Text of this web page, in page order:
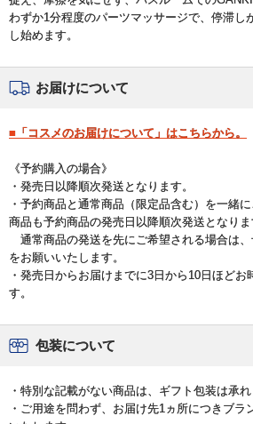
わずか1分程度のパーツマッサージで、停滞し
し始めます。
お届けについて
■「コスメのお届けについて」はこちらから。
《予約購入の場合》
・発売日以降順次発送となります。
・予約商品と通常商品（限定品含む）を一緒
商品も予約商品の発売日以降順次発送となりま
通常商品の発送を先にご希望される場合は
をお願いいたします。
・発売日からお届けまでに3日から10日ほどお
す。
包装について
・特別な記載がない商品は、ギフト包装は承れ
・ご用途を問わず、お届け先1ヵ所につきブラ